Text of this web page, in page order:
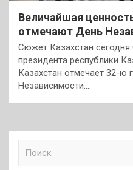
Величайшая
отмечают День
Сюжет Казахстан
президента республики
Казахстан отмечает 32-ю
Независимости.…